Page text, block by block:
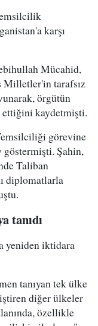
karşı
Mücahid,
Milletler'in tarafsız
örgütün
ettiğini kaydetmişti.
görevine
Şahin,
Taliban
diplomatlarla
tanıdı
yeniden iktidara
tanıyan tek ülke
diğer ülkeler
özellikle